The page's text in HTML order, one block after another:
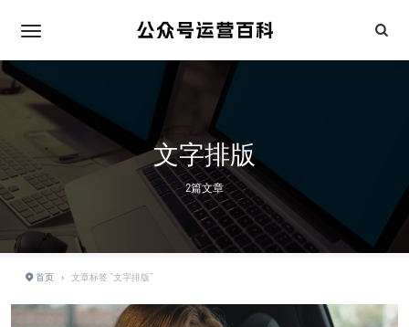
文字排版
2篇文章
首页 › 文章标签 "文字排版"